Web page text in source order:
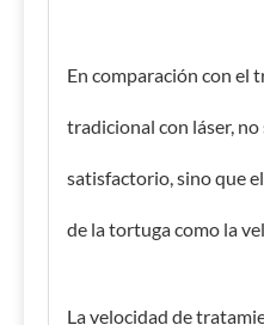
En comparación con
tradicional con láser,
satisfactorio, sino que
de la tortuga como la
La velocidad de